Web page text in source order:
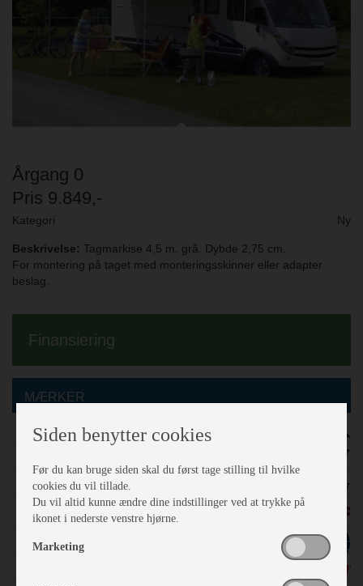
Årgang 0
Pris 9.849,-
Kategori Ny
Beskrivelse: Tagmarkise 4,5 m. grå. Dybde 2,75 cm.
For montering på taget med monteringsskinner eller adapter
beslag.
Finansiering
MÆRKER
Adria
Hobby
Siden benytter cookies
Før du kan bruge siden skal du først tage stilling til hvilke
cookies du vil tillade.
Du vil altid kunne ændre dine indstillinger ved at trykke på
ikonet i nederste venstre hjørne.
Marketing